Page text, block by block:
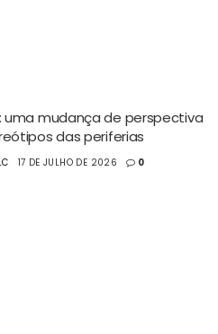
uma mudança de perspectiva
das periferias
17 DE JULHO DE 2026 0